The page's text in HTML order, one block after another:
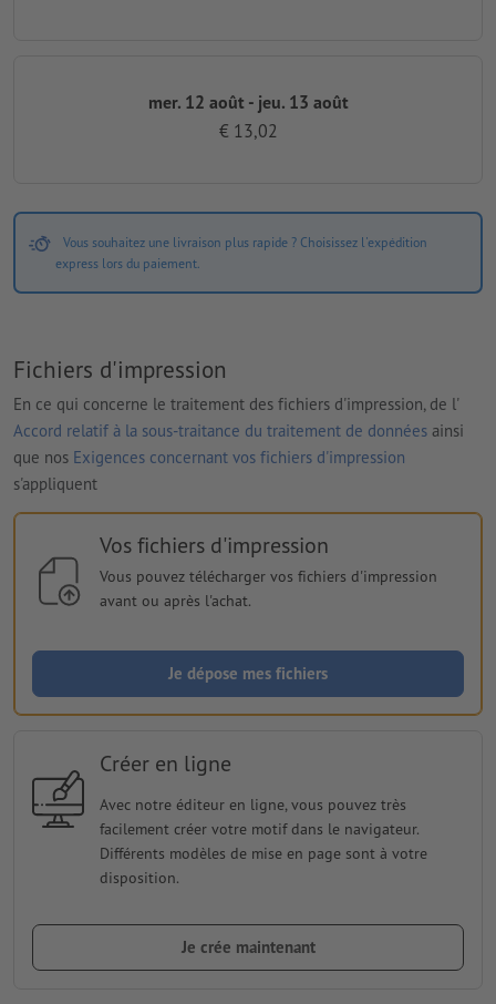
mer. 12 août - jeu. 13 août
€ 13,02
Vous souhaitez une livraison plus rapide ? Choisissez l'expédition
express lors du paiement.
Fichiers d'impression
En ce qui concerne le traitement des fichiers d'impression, de l'
Accord relatif à la sous-traitance du traitement de données ainsi
que nos Exigences concernant vos fichiers d'impression
s'appliquent
Vos fichiers d'impression
Vous pouvez télécharger vos fichiers d'impression
avant ou après l'achat.
Je dépose mes fichiers
Créer en ligne
Avec notre éditeur en ligne, vous pouvez très
facilement créer votre motif dans le navigateur.
Différents modèles de mise en page sont à votre
disposition.
Je crée maintenant